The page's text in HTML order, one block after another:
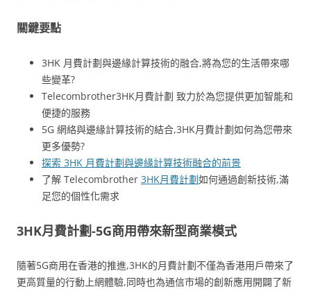
關鍵要點
3HK 月費計劃與邊緣計算技術的融合,將為您的生活帶來哪
些變革?
Telecombrother3HK月費計劃 致力於為您提供更加智能和
便捷的服務
5G 網絡與邊緣計算技術的結合,3HK月費計劃如何為您帶來
更多優勢?
探索 3HK 月費計劃與邊緣計算技術融合的前景
了解 Telecombrother 3HK月費計劃如何通過創新技術,滿
足您的個性化需求
3HK月費計劃-5G商用帶來新型商業模式
隨著5G商用在香港的推進,3HK的月費計劃不僅為香港用戶帶來了
更高質量的行動上網體驗,同時也為通信市場的創新應用開闢了新